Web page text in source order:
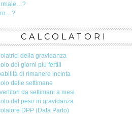
CALCOLATORI
della gravidanza
dei giorni più fertili
di rimanere incinta
delle settimane
da settimani a mesi
del peso in gravidanza
DPP (Data Parto)